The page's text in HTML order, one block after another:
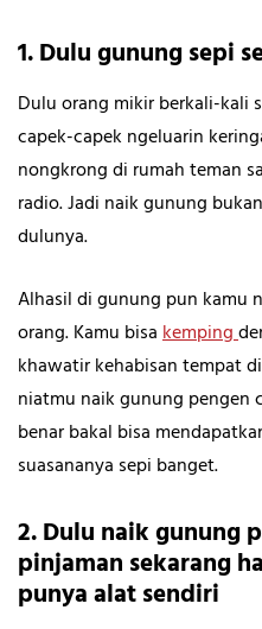
1. Dulu gunung sepi
Dulu orang mikir berkali-kali
capek-capek ngeluarin
nongkrong di rumah teman
radio. Jadi naik gunung
dulunya.
Alhasil di gunung pun kamu
orang. Kamu bisakemping
khawatir kehabisan tempat
niatmu naik gunung pengen
benar bakal bisa
suasananya sepi banget.
2. Dulu naik gunung
pinjaman sekarang
punya alat sendiri